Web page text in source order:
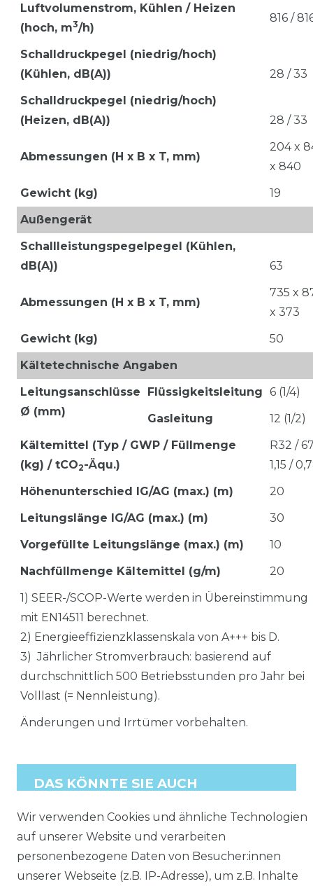
Luftvolumenstrom, Kühlen / Heizen
(hoch, m3/h)
816 /
Schalldruckpegel (niedrig/hoch)
(Kühlen, dB(A))
28 / 33
Schalldruckpegel (niedrig/hoch)
(Heizen, dB(A))
28 / 33
Abmessungen (H x B x T, mm)
204 x
x 840
Gewicht (kg)
19
Außengerät
Schallleistungspegelpegel (Kühlen,
dB(A))
63
Abmessungen (H x B x T, mm)
735 x
x 373
Gewicht (kg)
50
Kältetechnische Angaben
Leitungsanschlüsse
Ø (mm)
Flüssigkeitsleitung 6 (1/4)
Gasleitung
12 (1/2)
Kältemittel (Typ / GWP / Füllmenge
(kg) / tCO2-Äqu.)
R32 /
1,15 /
Höhenunterschied IG/AG (max.) (m)
20
Leitungslänge IG/AG (max.) (m)
30
Vorgefüllte Leitungslänge (max.) (m)
10
Nachfüllmenge Kältemittel (g/m)
20
1) SEER-/SCOP-Werte werden in Übereinstimmung
mit EN14511 berechnet.
2) Energieeffizienzklassenskala von A+++ bis D.
3) Jährlicher Stromverbrauch: basierend auf
durchschnittlich 500 Betriebsstunden pro Jahr bei
Volllast (= Nennleistung).
Änderungen und Irrtümer vorbehalten.
DAS KÖNNTE SIE AUCH
ZUBEHÖR
ALLE ANSEHEN
Wir verwenden Cookies und ähnliche Technologien
auf unserer Website und verarbeiten
personenbezogene Daten von Besucher:innen
unserer Webseite (z.B. IP-Adresse), um z.B. Inhalte